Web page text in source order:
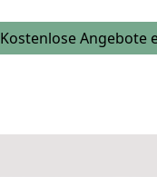
Kostenlose Angebote